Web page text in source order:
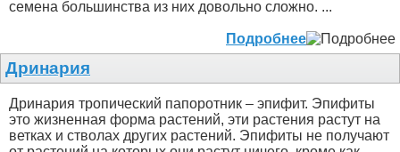
семена большинства из них довольно сложно. ...
Подробнее
Дринария
Дринария тропический папоротник – эпифит. Эпифиты
это жизненная форма растений, эти растения растут на
ветках и стволах других растений. Эпифиты не получают